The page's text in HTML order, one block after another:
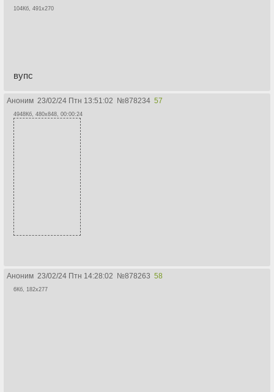
104Кб, 491x270
вупс
Аноним 23/02/24 Птн 13:51:02 №878234 57
4948Кб, 480x848, 00:00:24
Аноним 23/02/24 Птн 14:28:02 №878263 58
6Кб, 182x277